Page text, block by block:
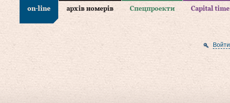
on-line архів номерів Спецпроекти Capital time
Войти